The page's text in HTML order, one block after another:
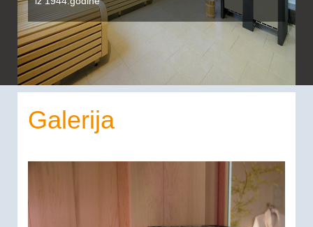
Galerija